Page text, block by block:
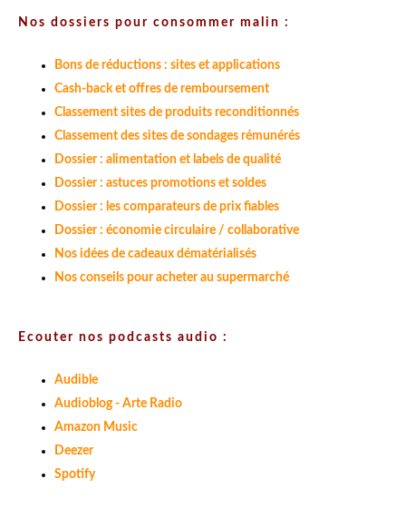
Nos dossiers pour consommer malin :
Bons de réductions : sites et applications
Cash-back et offres de remboursement
Classement sites de produits reconditionnés
Classement des sites de sondages rémunérés
Dossier : alimentation et labels de qualité
Dossier : astuces promotions et soldes
Dossier : les comparateurs de prix fiables
Dossier : économie circulaire / collaborative
Nos idées de cadeaux dématérialisés
Nos conseils pour acheter au supermarché
Ecouter nos podcasts audio :
Audible
Audioblog - Arte Radio
Amazon Music
Deezer
Spotify